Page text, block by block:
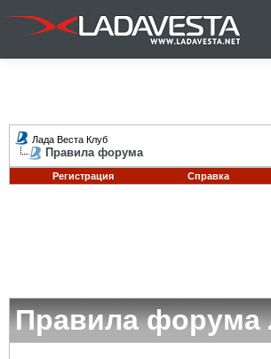
Лада Веста Клуб
Правила форума
Регистрация Справка
Правила форума